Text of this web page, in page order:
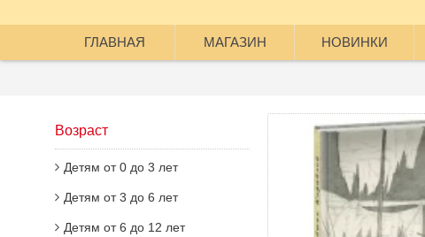
ГЛАВНАЯ МАГАЗИН НОВИНКИ
Возраст
Детям от 0 до 3 лет
Детям от 3 до 6 лет
Детям от 6 до 12 лет